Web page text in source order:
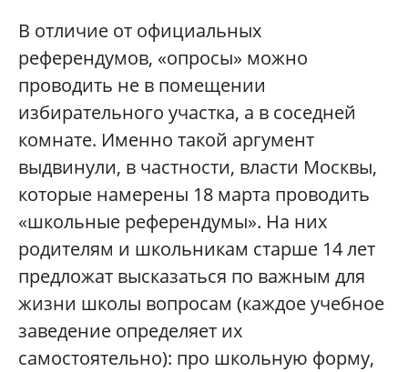
В отличие от официальных
референдумов, «опросы» можно
проводить не в помещении
избирательного участка, а в соседней
комнате. Именно такой аргумент
выдвинули, в частности, власти Москвы,
которые намерены 18 марта проводить
«школьные референдумы». На них
родителям и школьникам старше 14 лет
предложат высказаться по важным для
жизни школы вопросам (каждое учебное
заведение определяет их
самостоятельно): про школьную форму,